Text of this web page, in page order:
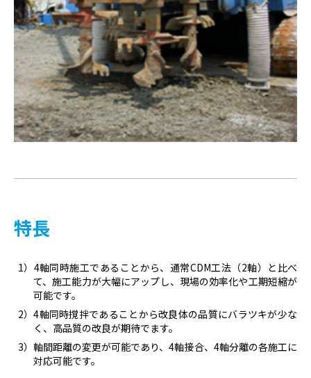
特長
1）4軸同時施工であることから、通常CDM工法（2軸）と比べ
て、施工能力が大幅にアップし、現場の効率化や工期短縮が
可能です。
2）4軸同時撹拌であることから改良体の品質にバラツキが少な
く、高品質の改良が期待でます。
3）軸間距離の変更が可能であり、4軸接合、4軸分離の各施工に
対応可能です。